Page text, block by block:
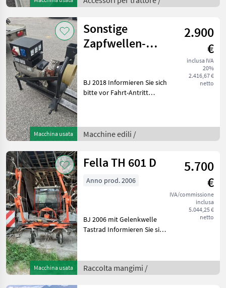
Maschinen, die sic
Macchina usata
Sonstige
Zapfwellen-
2.900
€
inclusa IVA
20%
2.416,67 €
netto
BJ 2018 Informieren Sie sich
bitte vor Fahrt-Antritt
steht. Wir inserieren auch
Maschine
Macchine edili /
Macchina usata
Fella TH 601 D
5.700
€
IVA/commissione
inclusa
5.044,25 €
netto
Anno prod. 2006
BJ 2006 mit Gelenkwelle
Tastrad Informieren Sie sich
Ihnen angefragte Maschine
aktuell bei uns am Lager
Raccolta mangimi /